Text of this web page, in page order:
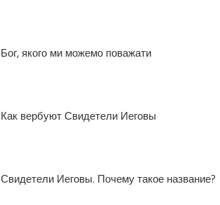
Бог, якого ми можемо поважати
Как вербуют Свидетели Иеговы
Свидетели Иеговы. Почему такое название?